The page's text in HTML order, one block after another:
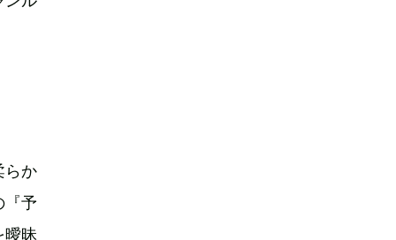
らか
『予
曖昧